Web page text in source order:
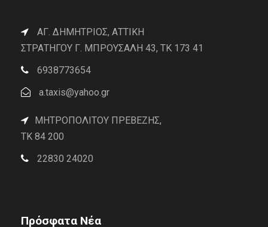
ΑΓ. ΔΗΜΗΤΡΙΟΣ, ΑΤΤΙΚΗ
ΣΤΡΑΤΗΓΟΥ Γ. ΜΠΡΟΥΣΑΛΗ 43, ΤΚ 173 41
6938773654
a.taxis@yahoo.gr
ΜΗΤΡΟΠΟΛΙΤΟΥ ΠΡΕΒΕΖΗΣ,
TK 84 200
22830 24020
Πρόσφατα Νέα